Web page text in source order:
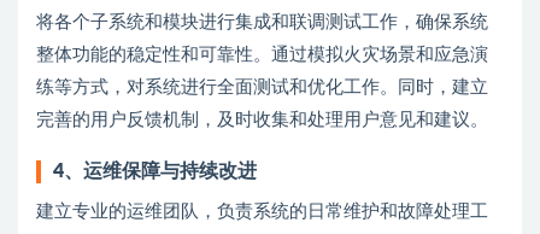
将各个子系统和模块进行集成和联调测试工作，确保系统
整体功能的稳定性和可靠性。通过模拟火灾场景和应急演
练等方式，对系统进行全面测试和优化工作。同时，建立
完善的用户反馈机制，及时收集和处理用户意见和建议。
4、 运维保障与持续改进
建立专业的运维团队，负责系统的日常维护和故障处理工